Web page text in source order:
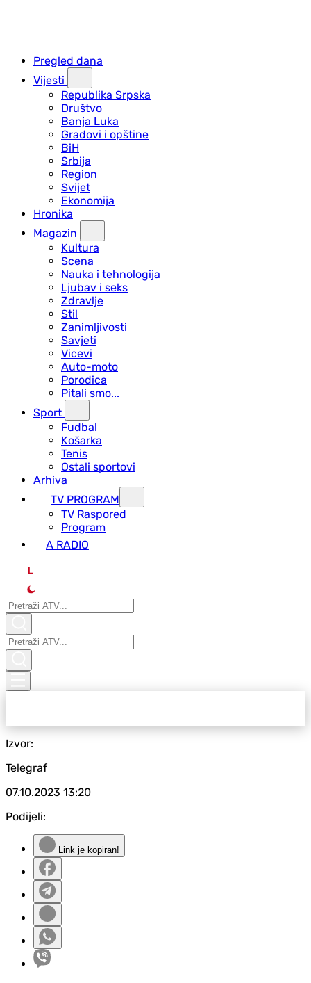
Pregled dana
Vijesti
Republika Srpska
Društvo
Banja Luka
Gradovi i opštine
BiH
Srbija
Region
Svijet
Ekonomija
Hronika
Magazin
Kultura
Scena
Nauka i tehnologija
Ljubav i seks
Zdravlje
Stil
Zanimljivosti
Savjeti
Vicevi
Auto-moto
Porodica
Pitali smo...
Sport
Fudbal
Košarka
Tenis
Ostali sportovi
Arhiva
TV PROGRAM
ТV Raspored
Program
A RADIO
L
Izvor:
Telegraf
07.10.2023 13:20
Podijeli:
Link je kopiran!